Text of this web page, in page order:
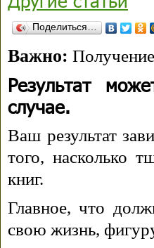
Поделиться…
Важно:
Результат
случае.
Ваш результат
того, насколько
книг.
Главное, что
свою жизнь,